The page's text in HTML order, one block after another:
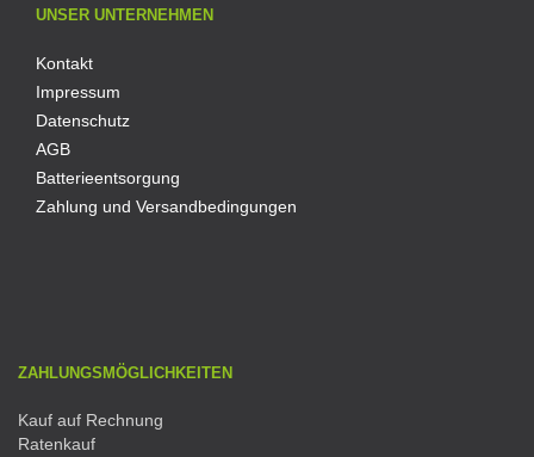
UNSER UNTERNEHMEN
Kontakt
Impressum
Datenschutz
AGB
Batterieentsorgung
Zahlung und Versandbedingungen
ZAHLUNGSMÖGLICHKEITEN
Kauf auf Rechnung
Ratenkauf